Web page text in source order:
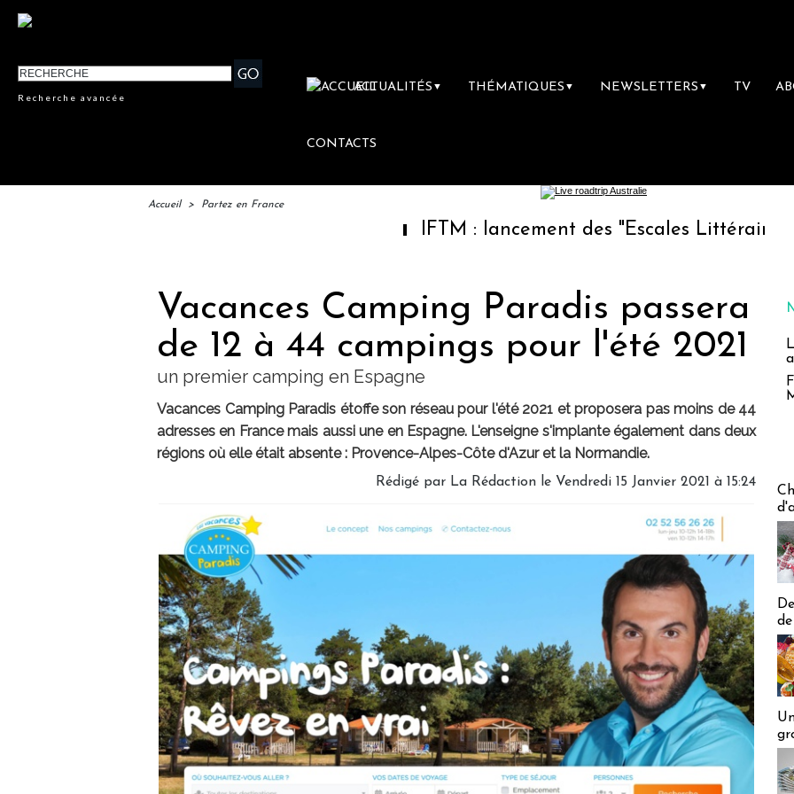
Recherche avancée
ACTUALITÉS ▼ THÉMATIQUES ▼ NEWSLETTERS ▼ TV
CONTACTS
Accueil > Partez en France
IFTM : lancement des "Escales Littéraires", la
Vacances Camping Paradis passera
de 12 à 44 campings pour l'été 2021
un premier camping en Espagne
Vacances Camping Paradis étoffe son réseau pour l'été 2021 et proposera pas moins de 44
adresses en France mais aussi une en Espagne. L'enseigne s'implante également dans deux
régions où elle était absente : Provence-Alpes-Côte d'Azur et la Normandie.
Rédigé par La Rédaction le Vendredi 15 Janvier 2021 à 15:24